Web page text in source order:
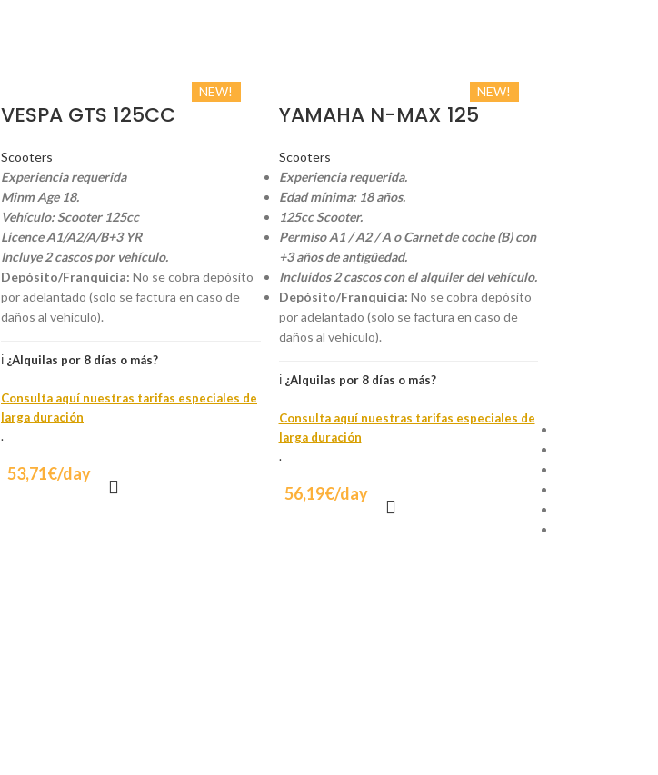
NEW!
VESPA GTS 125CC
Scooters
Experiencia requerida
Minm Age 18.
Vehículo: Scooter 125cc
Licence A1/A2/A/B+3 YR
Incluye 2 cascos por vehículo.
Depósito/Franquicia: No se cobra depósito
por adelantado (solo se factura en caso de
daños al vehículo).
ℹ️ ¿Alquilas por 8 días o más?
Consulta aquí nuestras tarifas especiales de
larga duración
.
53,71€/day
NEW!
YAMAHA N-MAX 125
Scooters
Experiencia requerida.
Edad mínima: 18 años.
125cc Scooter.
Permiso A1 / A2 / A o Carnet de coche (B) con
+3 años de antigüedad.
Incluidos 2 cascos con el alquiler del vehículo.
Depósito/Franquicia: No se cobra depósito
por adelantado (solo se factura en caso de
daños al vehículo).
ℹ️ ¿Alquilas por 8 días o más?
Consulta aquí nuestras tarifas especiales de
larga duración
.
56,19€/day